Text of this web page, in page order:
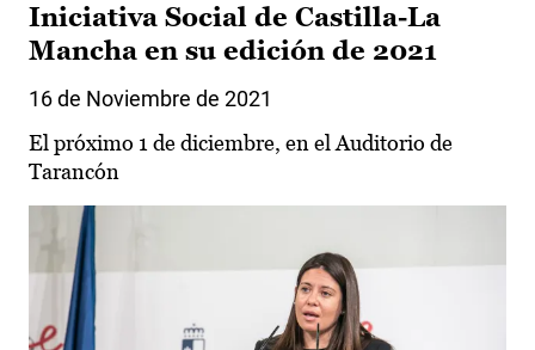
Iniciativa Social de Castilla-La
Mancha en su edición de 2021
16 de Noviembre de 2021
El próximo 1 de diciembre, en el Auditorio de
Tarancón